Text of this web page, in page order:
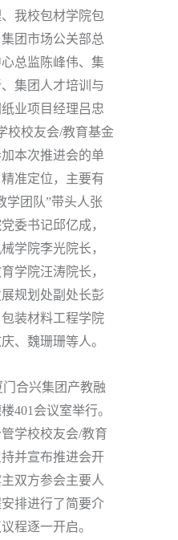
我校包材学院包
团市场公关部总
总监陈峰伟、集
集团人才培训与
业项目经理吕忠
校校友会/教育基金
本次推进会的单
准定位，主要有
学团队”带头人张
委书记邱亿成，
学院李光院长，
学院汪涛院长，
规划处副处长彭
装材料工程学院
、魏珊珊等人。
门合兴集团产教融
401会议室举行。
学校校友会/教育
并宣布推进会开
双方参会主要人
排进行了简要介
程逐一开启。